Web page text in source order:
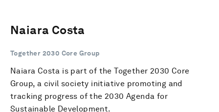
Naiara Costa
Together 2030 Core Group
Naiara Costa is part of the Together 2030 Core
Group, a civil society initiative promoting and
tracking progress of the 2030 Agenda for
Sustainable Development.